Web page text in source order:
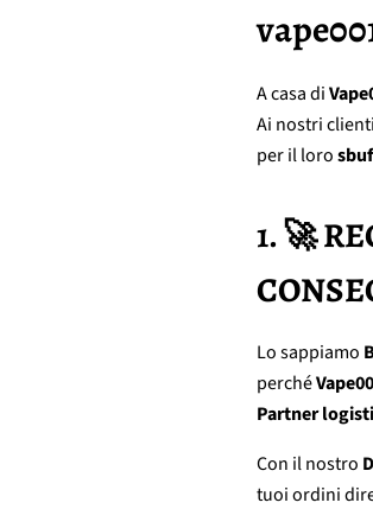
A casa di
Ai nostri
per il loro
1. 🚀
Lo sappiamo
perché
Partner
Con il nostro
tuoi ordini